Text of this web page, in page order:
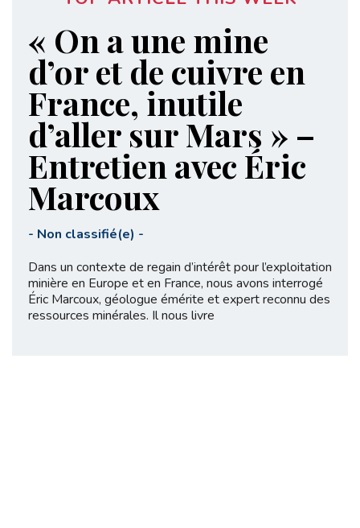
« On a une mine
d’or et de cuivre en
France, inutile
d’aller sur Mars » –
Entretien avec Éric
Marcoux
- Non classifié(e) -
Dans un contexte de regain d’intérêt pour l’exploitation
minière en Europe et en France, nous avons interrogé
Éric Marcoux, géologue émérite et expert reconnu des
ressources minérales. Il nous livre